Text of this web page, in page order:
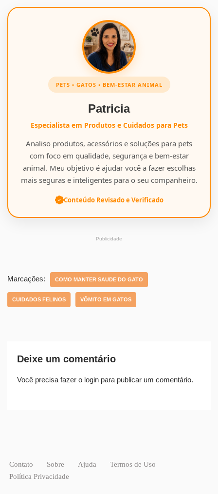
PETS • GATOS • BEM-ESTAR ANIMAL
Patricia
Especialista em Produtos e Cuidados para Pets
Analiso produtos, acessórios e soluções para pets
com foco em qualidade, segurança e bem-estar
animal. Meu objetivo é ajudar você a fazer escolhas
mais seguras e inteligentes para o seu companheiro.
Conteúdo Revisado e Verificado
Publicidade
Marcações: COMO MANTER SAUDE DO GATO
CUIDADOS FELINOS VÔMITO EM GATOS
Deixe um comentário
Você precisa fazer o login para publicar um comentário.
Contato Sobre Ajuda
Termos de Uso
Política Privacidade